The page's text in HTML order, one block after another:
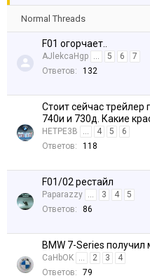
Normal Threads
F01 огорчает..
AJlekcaHgp ... 5 6
7
Ответов:
132
Стоит сейчас трейлер
740и и 730д. Какие
HETPE3B ... 4 5
6
Ответов:
118
F01/02 рестайл
Paparazzy ... 3 4
5
Ответов:
86
BMW 7-Series получил
CaHbOK ... 2 3
4
Ответов:
79